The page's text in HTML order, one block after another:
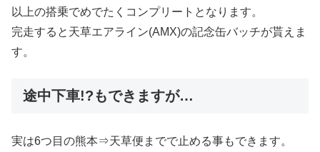
以上の搭乗でめでたくコンプリートとなります。
完走すると天草エアライン(AMX)の記念缶バッチが貰えま
す。
途中下車!?もできますが…
実は6つ目の熊本⇒天草便までで止める事もできます。